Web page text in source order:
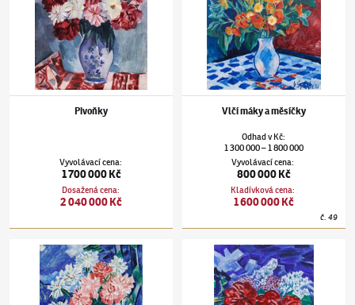
Pivoňky
Vyvolávací cena:
1 700 000 Kč
Dosažená cena:
2 040 000 Kč
Vlčí máky a měsíčky
OdhadvKč:
1 300 000–1 800 000
Vyvolávací cena:
800 000 Kč
Kladívková cena:
1 600 000 Kč
č.49
Václav Špála(1885–1946)Kytice pivoněk Václav Špála(1885–1946)Červené pivoňky